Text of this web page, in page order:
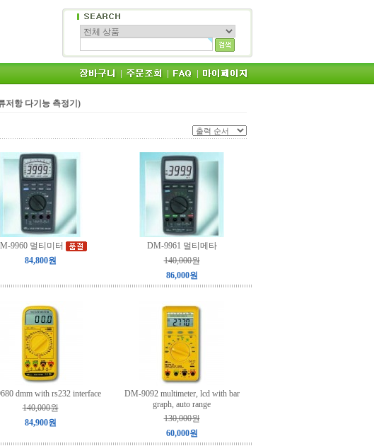
저항 다기능 측정기)
9960 멀티미터
84,800원
DM-9961 멀티메타
140,000원
86,000원
dmm with rs232 interface
140,000원
84,900원
DM-9092 multimeter, lcd with bar
graph, auto range
130,000원
60,000원